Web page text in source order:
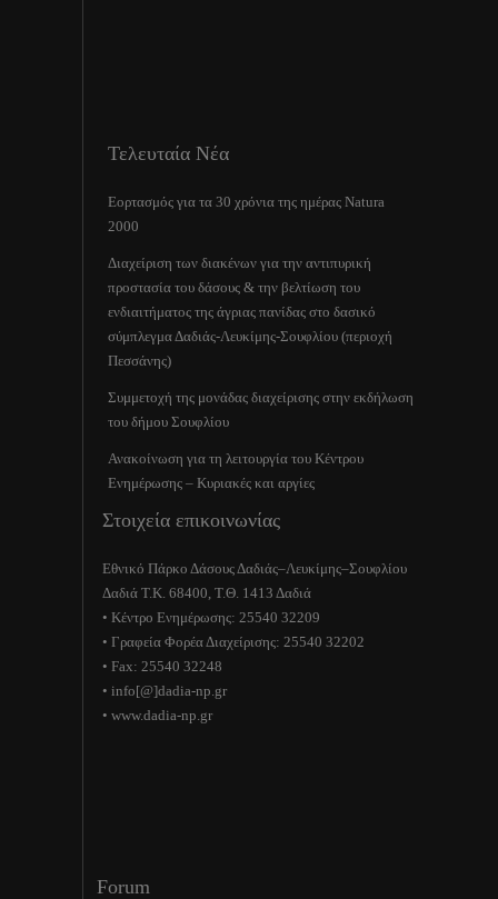
Τελευταία Νέα
Εορτασμός για τα 30 χρόνια της ημέρας Natura
2000
Διαχείριση των διακένων για την αντιπυρική
προστασία του δάσους & την βελτίωση του
ενδιαιτήματος της άγριας πανίδας στο δασικό
σύμπλεγμα Δαδιάς-Λευκίμης-Σουφλίου (περιοχή
Πεσσάνης)
Συμμετοχή της μονάδας διαχείρισης στην εκδήλωση
του δήμου Σουφλίου
Ανακοίνωση για τη λειτουργία του Κέντρου
Ενημέρωσης – Κυριακές και αργίες
Στοιχεία επικοινωνίας
Εθνικό Πάρκο Δάσους Δαδιάς–Λευκίμης–Σουφλίου
Δαδιά Τ.Κ. 68400, Τ.Θ. 1413 Δαδιά
• Κέντρο Ενημέρωσης: 25540 32209
• Γραφεία Φορέα Διαχείρισης: 25540 32202
• Fax: 25540 32248
• info[@]dadia-np.gr
• www.dadia-np.gr
Forum